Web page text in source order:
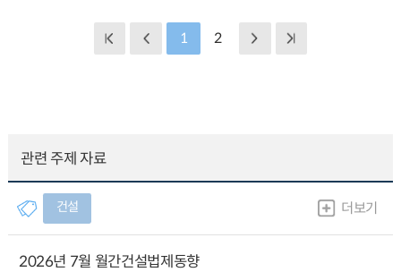
1 2
관련 주제 자료
건설 더보기
2026년 7월 월간건설법제동향